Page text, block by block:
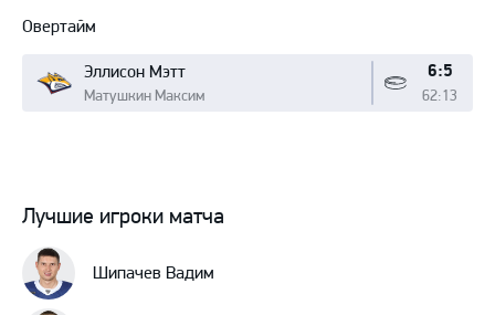
Овертайм
Эллисон Мэтт
Матушкин Максим
6:5
62:13
Лучшие игроки матча
Шипачев Вадим